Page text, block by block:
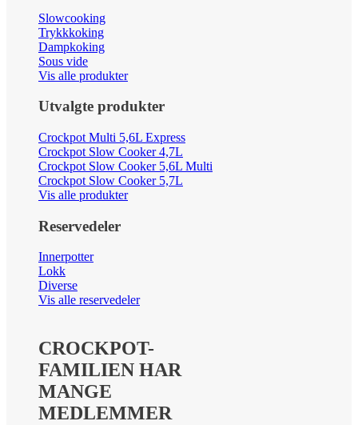
Slowcooking
Trykkkoking
Dampkoking
Sous vide
Vis alle produkter
Utvalgte produkter
Crockpot Multi 5,6L Express
Crockpot Slow Cooker 4,7L
Crockpot Slow Cooker 5,6L Multi
Crockpot Slow Cooker 5,7L
Vis alle produkter
Reservedeler
Innerpotter
Lokk
Diverse
Vis alle reservedeler
CROCKPOT-
FAMILIEN HAR
MANGE
MEDLEMMER